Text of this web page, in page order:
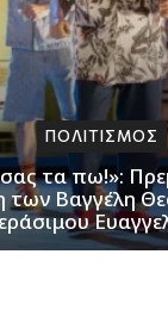
ΠΟΛΙΤΙΣΜΟΣ
τα πω!»:
των Βαγγέλη